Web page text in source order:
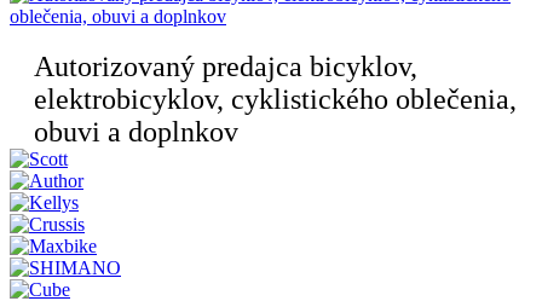
Autorizovaný predajca bicyklov,
elektrobicyklov, cyklistického oblečenia,
obuvi a doplnkov